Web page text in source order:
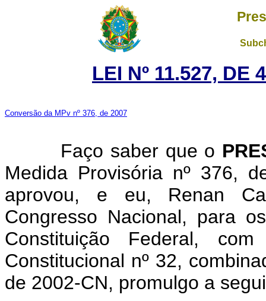
LEI Nº 11.527, DE
Conversão da MPv nº 376, de 2007
Faço saber que o
Medida Provisória nº 376,
aprovou, e eu, Renan
Congresso Nacional, para
Constituição Federal,
Constitucional nº 32,
de 2002-CN, promulgo a